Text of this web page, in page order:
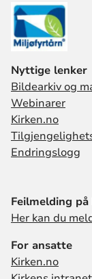
Nyttige lenker
Bildearkiv og
Webinarer
Kirken.no
Endringslogg
Feilmelding
Her kan du
For ansatte
Kirken.no